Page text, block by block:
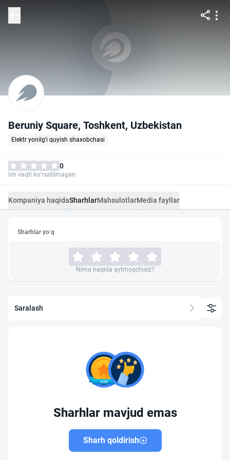
Beruniy Square, Тоshkent, Uzbekistan
Elektr yonilg'i quyish shaxobchasi
0
Ish vaqti ko‘rsatilmagan
Kompaniya haqidaSharhlarMahsulotlarMedia fayllar
Sharhlar yo‘q
Nima haqida aytmoqchisiz?
Saralash
Sharhlar mavjud emas
Sharh qoldirish